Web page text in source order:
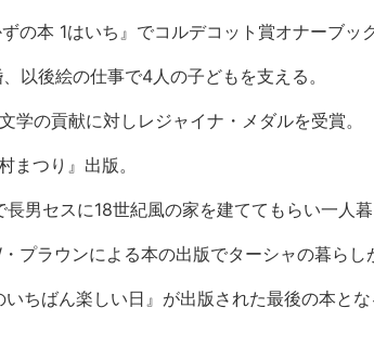
の本 1はいち』でコルデコット賞オナーブッ
絵の仕事で4人の子どもを支える。
貢献に対しレジャイナ・メダルを受賞。
り』出版。
長男セスに18世紀風の家を建ててもらい一人暮
・プラウンによる本の出版でターシャの暮らし
ん楽しい日』が出版された最後の本とな